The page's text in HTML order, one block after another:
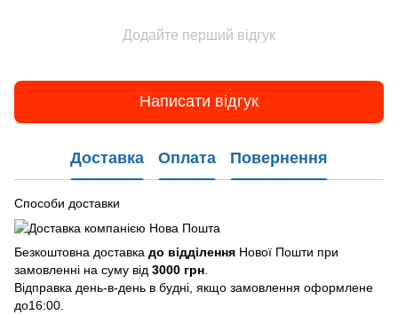
Додайте перший відгук
Написати відгук
Доставка Оплата Повернення
Способи доставки
Безкоштовна доставка до відділення Нової Пошти при
замовленні на суму від 3000 грн
Відправка день-в-день в будні, якщо замовлення оформлене
до16:00.